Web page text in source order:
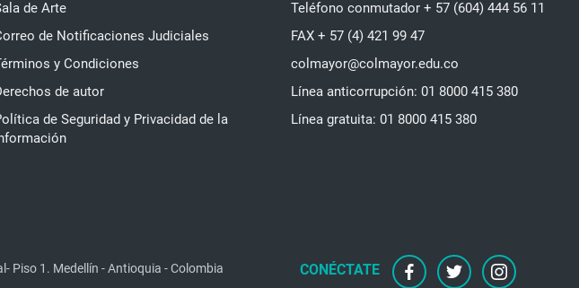
de Arte
de Notificaciones Judiciales
y Condiciones
de autor
de Seguridad y Privacidad de la
Teléfono conmutador + 57 (604) 444 56 11
FAX + 57 (4) 421 99 47
colmayor@colmayor.edu.co
Línea anticorrupción: 01 8000 415 380
Línea gratuita: 01 8000 415 380
Piso 1. Medellín - Antioquia - Colombia facebooktwitter instagram